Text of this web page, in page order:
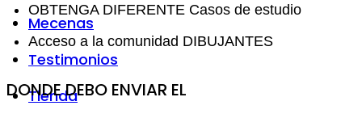
Mecenas
Testimonios
Tienda
OBTENGA DIFERENTE Casos de estudio
Acceso a la comunidad DIBUJANTES
DONDE DEBO ENVIAR EL